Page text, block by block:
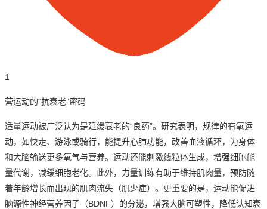
1
营运动的“抗衰老”密码
适量运动被广泛认为是延缓衰老的“良药”。 研究表明，规律的有氧运
动，如快走、游泳或骑行，能提升心肺功能，改善血液循环，为身体
和大脑输送更多氧气与营养。 运动还能刺激线粒体生成，增强细胞能
量代谢，减缓细胞老化。 此外，力量训练有助于维持肌肉量，预防随
着年龄增长而出现的肌肉流失（肌少症）。 更重要的是，运动能促进
脑源性神经营养因子（BDNF）的分泌，增强大脑可塑性，降低认知衰